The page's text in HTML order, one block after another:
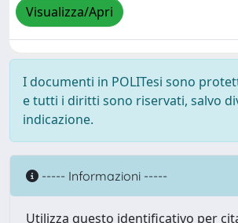
Visualizza/Apri
I documenti in POLITesi sono
e tutti i diritti sono riservati, salvo
indicazione.
----- Informazioni -----
Utilizza questo identificativo per